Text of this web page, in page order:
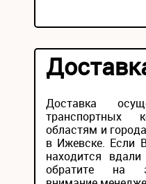
Доставка
областям и
в Ижевске. Если
находится
обратите на